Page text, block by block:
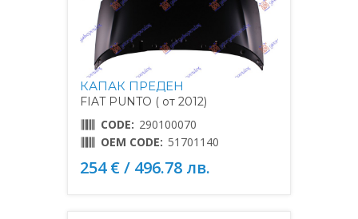
КАПАК ПРЕДЕН
FIAT PUNTO ( от 2012)
CODE: 290100070
OEM CODE: 51701140
254 € / 496.78 лв.